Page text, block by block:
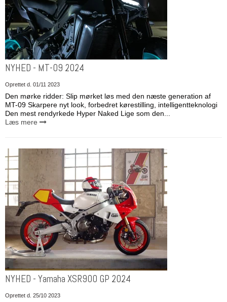
NYHED - MT-09 2024
Oprettet d. 01/11 2023
Den mørke ridder: Slip mørket løs med den næste generation af
MT-09 Skarpere nyt look, forbedret kørestilling, intelligentteknologi
Den mest rendyrkede Hyper Naked Lige som den...
Læs mere
NYHED - Yamaha XSR900 GP 2024
Oprettet d. 25/10 2023